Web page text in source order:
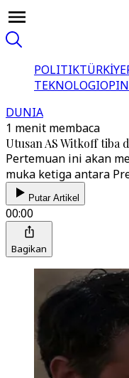
POLITIKTÜRKİYE
TEKNOLOGI
DUNIA
1 menit membaca
Utusan AS Witkoff tiba
Pertemuan ini akan
muka ketiga antara
Putar Artikel
00:00
Bagikan